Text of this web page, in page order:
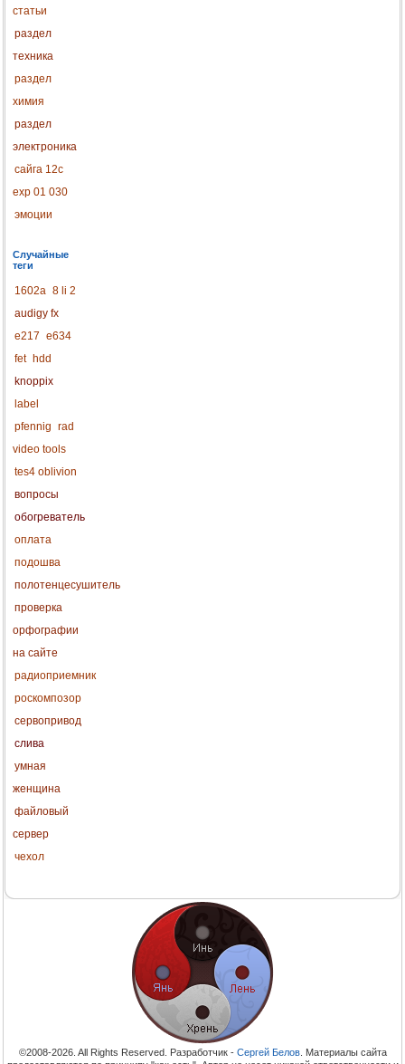
статьи
раздел
техника
раздел
химия
раздел
электроника
сайга 12с
exp 01 030
эмоции
Случайные
теги
1602a 8 li 2
audigy fx
e217 e634
fet hdd
knoppix
label
pfennig rad
video tools
tes4 oblivion
вопросы
обогреватель
оплата
подошва
полотенцесушитель
проверка
орфографии
на сайте
радиоприемник
роскомпозор
сервопривод
слива
умная
женщина
файловый
сервер
чехол
©2008-2026. All Rights Reserved. Разработчик - Сергей Белов. Материалы сайта